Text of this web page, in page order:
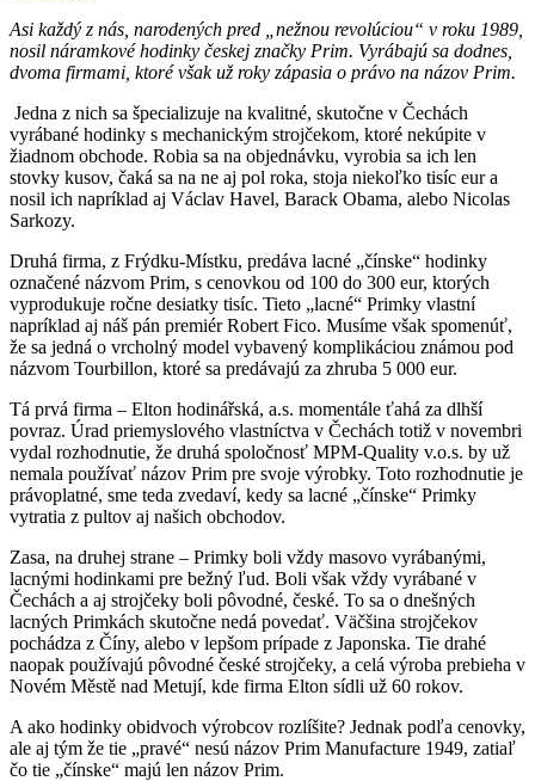
Asi každý z nás, narodených pred „nežnou revolúciou“ v roku 1989,
nosil náramkové hodinky českej značky Prim. Vyrábajú sa dodnes,
dvoma firmami, ktoré však už roky zápasia o právo na názov Prim.
Jedna z nich sa špecializuje na kvalitné, skutočne v Čechách
vyrábané hodinky s mechanickým strojčekom, ktoré nekúpite v
žiadnom obchode. Robia sa na objednávku, vyrobia sa ich len
stovky kusov, čaká sa na ne aj pol roka, stoja niekoľko tisíc eur a
nosil ich napríklad aj Václav Havel, Barack Obama, alebo Nicolas
Sarkozy.
Druhá firma, z Frýdku-Místku, predáva lacné „čínske“ hodinky
označené názvom Prim, s cenovkou od 100 do 300 eur, ktorých
vyprodukuje ročne desiatky tisíc. Tieto „lacné“ Primky vlastní
napríklad aj náš pán premiér Robert Fico. Musíme však spomenúť,
že sa jedná o vrcholný model vybavený komplikáciou známou pod
názvom Tourbillon, ktoré sa predávajú za zhruba 5 000 eur.
Tá prvá firma – Elton hodinářská, a.s. momentále ťahá za dlhší
povraz. Úrad priemyslového vlastníctva v Čechách totiž v novembri
vydal rozhodnutie, že druhá spoločnosť MPM-Quality v.o.s. by už
nemala používať názov Prim pre svoje výrobky. Toto rozhodnutie je
právoplatné, sme teda zvedaví, kedy sa lacné „čínske“ Primky
vytratia z pultov aj našich obchodov.
Zasa, na druhej strane – Primky boli vždy masovo vyrábanými,
lacnými hodinkami pre bežný ľud. Boli však vždy vyrábané v
Čechách a aj strojčeky boli pôvodné, české. To sa o dnešných
lacných Primkách skutočne nedá povedať. Väčšina strojčekov
pochádza z Číny, alebo v lepšom prípade z Japonska. Tie drahé
naopak používajú pôvodné české strojčeky, a celá výroba prebieha v
Novém Městě nad Metují, kde firma Elton sídli už 60 rokov.
A ako hodinky obidvoch výrobcov rozlíšite? Jednak podľa cenovky,
ale aj tým že tie „pravé“ nesú názov Prim Manufacture 1949, zatiaľ
čo tie „čínske“ majú len názov Prim.